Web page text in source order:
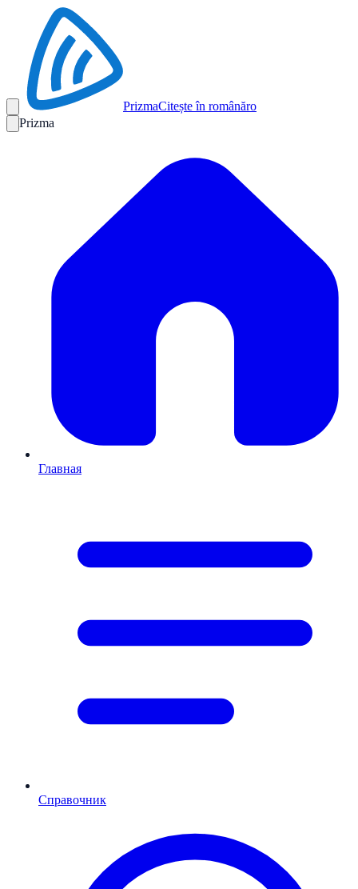
PrizmaCitește în românăro
Prizma
Главная
Справочник